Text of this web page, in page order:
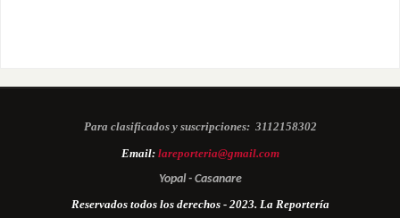
Para clasificados y suscripciones: 3112158302
Email: lareporteria@gmail.com
Yopal - Casanare
Reservados todos los derechos - 2023. La Reportería